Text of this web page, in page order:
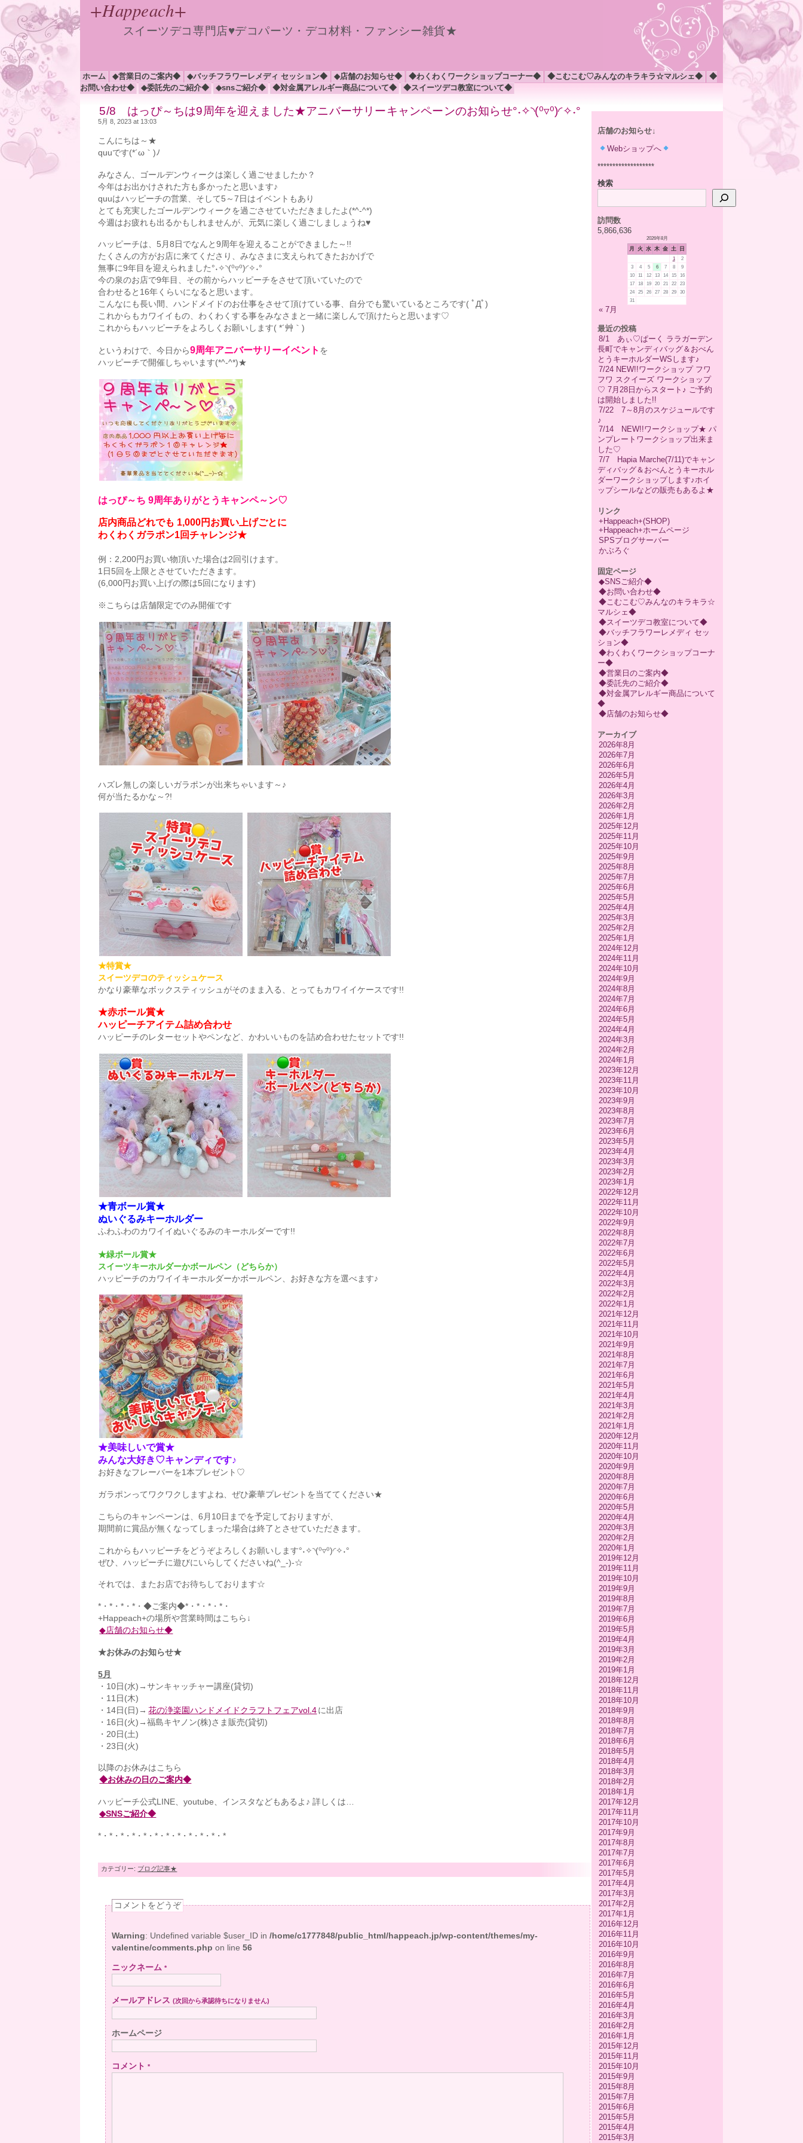
+Happeach+
スイーツデコ専門店♥デコパーツ・デコ材料・ファンシー雑貨★
ホーム ◆営業日のご案内◆ ◆バッチフラワーレメディ セッション◆ ◆店舗のお知らせ◆ ◆わくわくワークショップコーナー◆ ◆こむこむ♡みんなのキラキラ☆マルシェ◆
◆
お問い合わせ◆
◆委託先のご紹介◆ ◆snsご紹介◆ ◆対金属アレルギー商品について◆ ◆スイーツデコ教室について◆
店舗のお知らせ↓
Webショップへ
*******************
検索
訪問数
5,866,636
2026年8月
月 火 水 木 金 土 日
1
2
3
4 5 6 7 8
9
10
11 12 13 14 15
16
17
18 19 20 21 22
23
24
25 26 27 28 29
30
31
« 7月
最近の投稿
8/1 あぃ♡ぱーく ララガーデン
長町でキャンディバッグ＆おべん
とうキーホルダーWSします♪
7/24 NEW!!ワークショップ フワ
フワ スクイーズ ワークショップ
♡ 7月28日からスタート♪ ご予約
は開始しました!!
7/22 7～8月のスケジュールです
♪
7/14 NEW!!ワークショップ★ パ
ンプレートワークショップ出来ま
した♡
7/7 Hapia Marche(7/11)でキャン
ディバッグ＆おべんとうキーホル
ダーワークショップします♪ホイ
ップシールなどの販売もあるよ★
リンク
+Happeach+(SHOP)
+Happeach+ホームページ
SPSブログサーバー
かぶろぐ
固定ページ
◆SNSご紹介◆
◆お問い合わせ◆
◆こむこむ♡みんなのキラキラ☆
マルシェ◆
◆スイーツデコ教室について◆
◆バッチフラワーレメディ セッ
ション◆
◆わくわくワークショップコーナ
ー◆
◆営業日のご案内◆
◆委託先のご紹介◆
◆対金属アレルギー商品について
◆
◆店舗のお知らせ◆
アーカイブ
2026年8月
2026年7月
2026年6月
2026年5月
2026年4月
2026年3月
2026年2月
2026年1月
2025年12月
2025年11月
2025年10月
2025年9月
2025年8月
2025年7月
2025年6月
2025年5月
2025年4月
2025年3月
2025年2月
2025年1月
2024年12月
2024年11月
2024年10月
2024年9月
2024年8月
2024年7月
2024年6月
2024年5月
2024年4月
2024年3月
2024年2月
2024年1月
2023年12月
2023年11月
2023年10月
2023年9月
2023年8月
2023年7月
2023年6月
2023年5月
2023年4月
2023年3月
2023年2月
2023年1月
2022年12月
2022年11月
2022年10月
2022年9月
2022年8月
2022年7月
2022年6月
2022年5月
2022年4月
2022年3月
2022年2月
2022年1月
2021年12月
2021年11月
2021年10月
2021年9月
2021年8月
2021年7月
2021年6月
2021年5月
2021年4月
2021年3月
2021年2月
2021年1月
2020年12月
2020年11月
2020年10月
2020年9月
2020年8月
2020年7月
2020年6月
2020年5月
2020年4月
2020年3月
2020年2月
2020年1月
2019年12月
2019年11月
2019年10月
2019年9月
2019年8月
2019年7月
2019年6月
2019年5月
2019年4月
2019年3月
2019年2月
2019年1月
2018年12月
2018年11月
2018年10月
2018年9月
2018年8月
2018年7月
2018年6月
2018年5月
2018年4月
2018年3月
2018年2月
2018年1月
2017年12月
2017年11月
2017年10月
2017年9月
2017年8月
2017年7月
2017年6月
2017年5月
2017年4月
2017年3月
2017年2月
2017年1月
2016年12月
2016年11月
2016年10月
2016年9月
2016年8月
2016年7月
2016年6月
2016年5月
2016年4月
2016年3月
2016年2月
2016年1月
2015年12月
2015年11月
2015年10月
2015年9月
2015年8月
2015年7月
2015年6月
2015年5月
2015年4月
2015年3月
5/8 はっぴ～ちは9周年を迎えました★アニバーサリーキャンペーンのお知らせ°˖✧◝(⁰▿⁰)◜✧˖°
5月 8, 2023 at 13:03
こんにちは～★
quuです(*´ω｀)ﾉ
みなさん、ゴールデンウィークは楽しく過ごせましたか？
今年はお出かけされた方も多かったと思います♪
quuはハッピーチの営業、そして5～7日はイベントもあり
とても充実したゴールデンウィークを過ごさせていただきましたよ(*^-^*)
今週はお疲れも出るかもしれませんが、元気に楽しく過ごしましょうね♥
ハッピーチは、5月8日でなんと9周年を迎えることができました～!!
たくさんの方がお店に来てくださり、みなさまに支えられてきたおかげで
無事に9年目を迎えられました°˖✧◝(⁰▿⁰)◜✧˖°
今の泉のお店で9年目、その前からハッピーチをさせて頂いていたので
合わせると16年くらいになると思います。
こんなにも長い間、ハンドメイドのお仕事をさせて頂けている事、自分でも驚いているところです( ﾟДﾟ)
これからもカワイイもの、わくわくする事をみなさまと一緒に楽しんで頂けたらと思います♡
これからもハッピーチをよろしくお願いします( *´艸｀)
というわけで、今日から9周年アニバーサリーイベント を
ハッピーチで開催しちゃいます(*^-^*)★
はっぴ～ち 9周年ありがとうキャンペ～ン♡
店内商品どれでも 1,000円お買い上げごとに
わくわくガラポン1回チャレンジ★
例：2,200円お買い物頂いた場合は2回引けます。
1日5回を上限とさせていただきます。
(6,000円お買い上げの際は5回になります)
※こちらは店舗限定でのみ開催です
ハズレ無しの楽しいガラポンが出来ちゃいます～♪
何が当たるかな～?!
★特賞★
スイーツデコのティッシュケース
かなり豪華なボックスティッシュがそのまま入る、とってもカワイイケースです!!
★赤ボール賞★
ハッピーチアイテム詰め合わせ
ハッピーチのレターセットやペンなど、かわいいものを詰め合わせたセットです!!
★青ボール賞★
ぬいぐるみキーホルダー
ふわふわのカワイイぬいぐるみのキーホルダーです!!
★緑ボール賞★
スイーツキーホルダーかボールペン（どちらか）
ハッピーチのカワイイキーホルダーかボールペン、お好きな方を選べます♪
★美味しいで賞★
みんな大好き♡キャンディです♪
お好きなフレーバーを1本プレゼント♡
ガラポンってワクワクしますよね、ぜひ豪華プレゼントを当ててください★
こちらのキャンペーンは、6月10日までを予定しておりますが、
期間前に賞品が無くなってしまった場合は終了とさせていただきます。
これからもハッピーチをどうぞよろしくお願いします°˖✧◝(⁰▿⁰)◜✧˖°
ぜひ、ハッピーチに遊びにいらしてくださいね(^_-)-☆
それでは、またお店でお待ちしております☆
*・*・*・*・◆ご案内◆*・*・*・*・
+Happeach+の場所や営業時間はこちら↓
◆店舗のお知らせ◆
★お休みのお知らせ★
5月
・10日(水)→サンキャッチャー講座(貸切)
・11日(木)
・14日(日)→ 花の浄楽園ハンドメイドクラフトフェアvol.4 に出店
・16日(火)→福島キヤノン(株)さま販売(貸切)
・20日(土)
・23日(火)
以降のお休みはこちら
◆お休みの日のご案内◆
ハッピーチ公式LINE、youtube、インスタなどもあるよ♪ 詳しくは…
◆SNSご紹介◆
*・*・*・*・*・*・*・*・*・*・*・*
カテゴリー: ブログ記事★
コメントをどうぞ
Warning : Undefined variable $user_ID in/home/c1777848/public_html/happeach.jp/wp-content/themes/my-
valentine/comments.php on line56
ニックネーム*
メールアドレス(次回から承認待ちになりません)
ホームページ
コメント*